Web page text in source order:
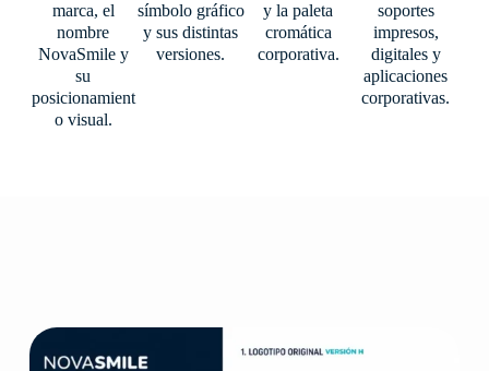
marca, el
nombre
NovaSmile y
su
posicionamient
o visual.
símbolo gráfico
y sus distintas
versiones.
y la paleta
cromática
corporativa.
soportes
impresos,
digitales y
aplicaciones
corporativas.